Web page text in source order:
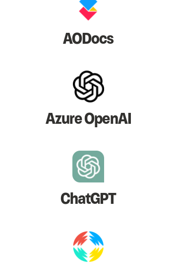
AODocs
Azure OpenAI
ChatGPT